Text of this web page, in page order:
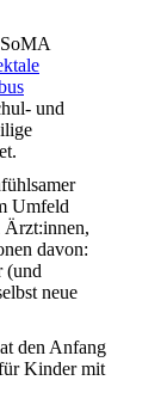
und
Umfeld
Ärzt:innen,
davon:
(und
neue
den Anfang
Kinder mit